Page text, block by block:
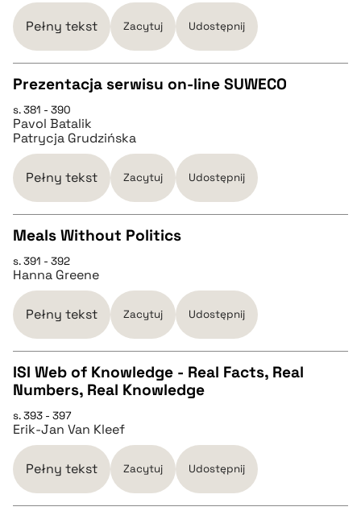
pobierz cytat
Pełny tekst Zacytuj Udostępnij
CZYSTY TEKST
pobierz cytat
BIBTEX
pobierz cytat
Prezentacja serwisu on-line SUWECO
s. 381 - 390
Pavol Batalik
Patrycja Grudzińska
Pełny tekst Zacytuj Udostępnij
CZYSTY TEKST
pobierz cytat
BIBTEX
Meals Without Politics
s. 391 - 392
Hanna Greene
Pełny tekst Zacytuj Udostępnij
pobierz cytat
BIBTEX
ISI Web of Knowledge - Real Facts, Real
Numbers, Real Knowledge
s. 393 - 397
Erik-Jan Van Kleef
Pełny tekst Zacytuj Udostępnij